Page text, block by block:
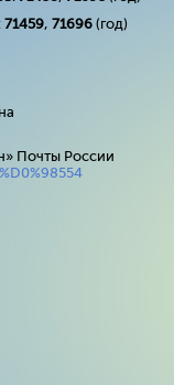
71459, 71696 (год)
Почты России